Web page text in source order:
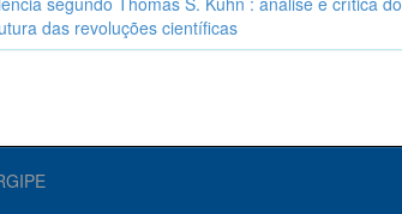
das revoluções científicas